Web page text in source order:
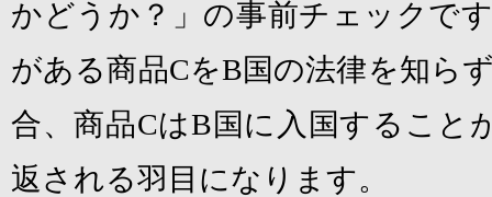
かどうか？」の事前チェックで
がある商品CをB国の法律を知ら
合、商品CはB国に入国すること
返される羽目になります。